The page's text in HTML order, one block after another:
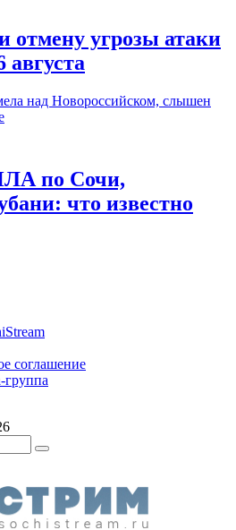
отмену угрозы атаки
августа
по Сочи,
что известно
соглашение
группа